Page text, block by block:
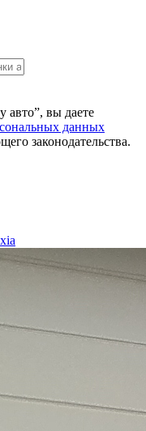
авто”, вы даете
данных
законодательства.